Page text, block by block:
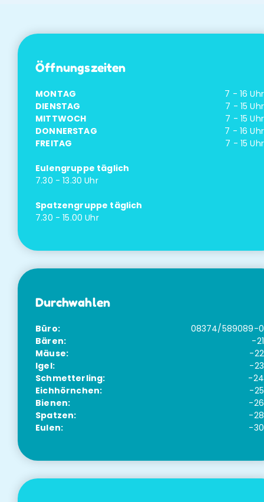
Öffnungszeiten
MONTAG
7 - 16 Uhr
DIENSTAG
7 - 15 Uhr
MITTWOCH
7 - 15 Uhr
DONNERSTAG
7 - 16 Uhr
FREITAG
7 - 15 Uhr
Eulengruppe täglich
7.30 - 13.30 Uhr
Spatzengruppe täglich
7.30 - 15.00 Uhr
Durchwahlen
Büro:
08374/589089-0
Bären:
-21
Mäuse:
-22
Igel:
-23
Schmetterling:
-24
Eichhörnchen:
-25
Bienen:
-26
Spatzen:
-28
Eulen:
-30